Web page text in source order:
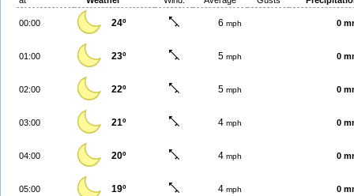
00:00 24º 6 mph 0
01:00 23º 5 mph 0
02:00 22º 5 mph 0
03:00 21º 4 mph 0
04:00 20º 4 mph 0
05:00 19º 4 mph 0